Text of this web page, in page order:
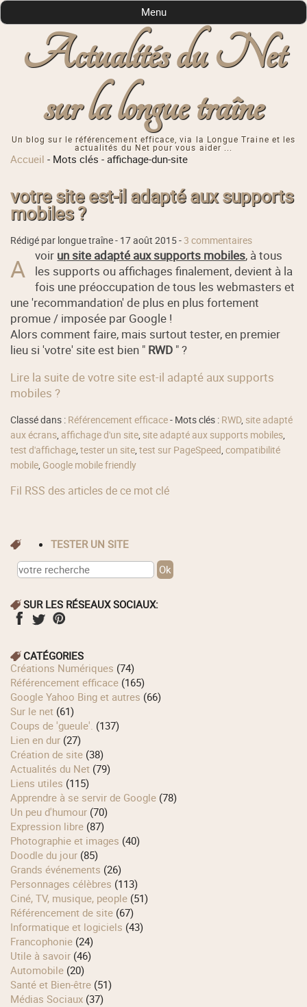
Actualités du Net
sur la longue traîne
Un blog sur le référencement efficace, via la Longue Traine et les
actualités du Net pour vous aider ...
Menu
Accueil - Mots clés -affichage-dun-site
votre site est-il adapté aux supports
mobiles ?
Rédigé par longue traîne - 17 août 2015- 3 commentaires
A voir un site adapté aux supports mobiles, à tous
les supports ou affichages finalement, devient à la
fois une préoccupation de tous les webmasters et
une 'recommandation' de plus en plus fortement
promue / imposée par Google !
Alors comment faire, mais surtout tester, en premier
lieu si 'votre' site est bien " RWD " ?
Lire la suite de votre site est-il adapté aux supports
mobiles ?
Classé dans : Référencement efficace- Mots clés : RWD, site adapté
aux écrans, affichage d'un site, site adapté aux supports mobiles,
test d'affichage,tester un site,test sur PageSpeed,compatibilité
mobile, Google mobile friendly
Fil RSS des articles de ce mot clé
TESTER UN SITE
SUR LES RÉSEAUX SOCIAUX:
CATÉGORIES
Créations Numériques (74)
Référencement efficace (165)
Google Yahoo Bing et autres (66)
Sur le net (61)
Coups de 'gueule'. (137)
Lien en dur (27)
Création de site (38)
Actualités du Net (79)
Liens utiles (115)
Apprendre à se servir de Google (78)
Un peu d'humour (70)
Expression libre (87)
Photographie et images (40)
Doodle du jour (85)
Grands événements (26)
Personnages célèbres (113)
Ciné, TV, musique, people (51)
Référencement de site (67)
Informatique et logiciels (43)
Francophonie (24)
Utile à savoir (46)
Automobile (20)
Santé et Bien-être (51)
Médias Sociaux (37)